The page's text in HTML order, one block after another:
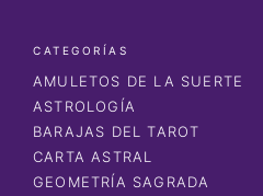
CATEGORÍAS
AMULETOS DE LA SUERTE
ASTROLOGÍA
BARAJAS DEL TAROT
CARTA ASTRAL
GEOMETRÍA SAGRADA